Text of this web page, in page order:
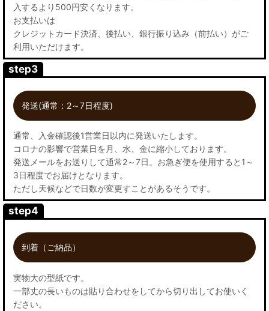
入するより500円安くなります。
お支払いは
クレジットカード決済、後払い、銀行振り込み（前払い）がご
利用いただけます。
step3
発送(通常：2～7日程度)
通常、入金確認後1営業日以内に発送いたします。
コロナの影響で営業日を月、水、金に縮小しております。
発送メールをお送りして通常2～7日。お急ぎ便を使用すると1～
3日程度でお届けとなります。
ただし天候などで日数が変更すことがあるそうです。
step4
到着（ご納品）
実物大の型紙です。
一部丈の長いものは貼り合わせをしてから切り出してお使いく
ださい。